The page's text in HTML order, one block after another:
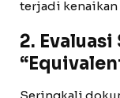
terjadi kenaikan
2.